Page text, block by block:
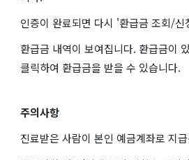
인증이 완료되면 다시 '환급금 조회/신
환급금 내역이 보여집니다. 환급금이
클릭하여 환급금을 받을 수 있습니다.
주의사항
진료받은 사람이 본인 예금계좌로 지